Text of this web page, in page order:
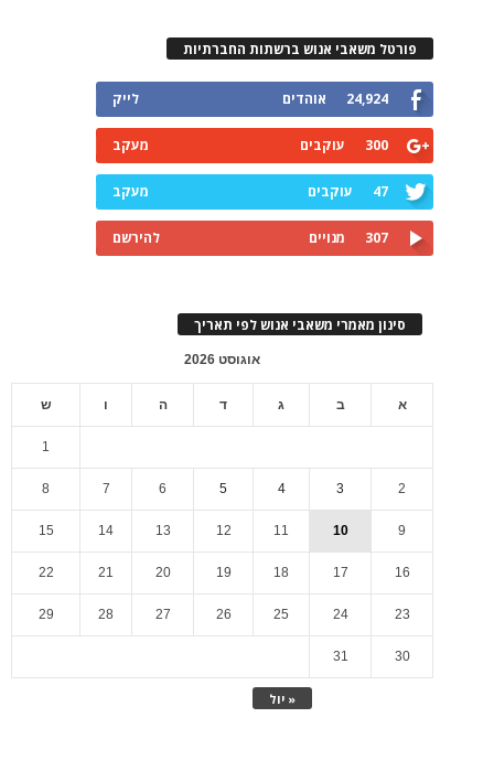
פורטל משאבי אנוש ברשתות החברתיות
24,924 אוהדים לייק
300 עוקבים מעקב
47 עוקבים מעקב
307 מנויים להירשם
סינון מאמרי משאבי אנוש לפי תאריך
אוגוסט 2026
א ב ג ד ה ו ש
« יול
1
2
3
4
5
6
7
8
9
10
11
12
13
14
15
16
17
18
19
20
21
22
23
24
25
26
27
28
29
30
31